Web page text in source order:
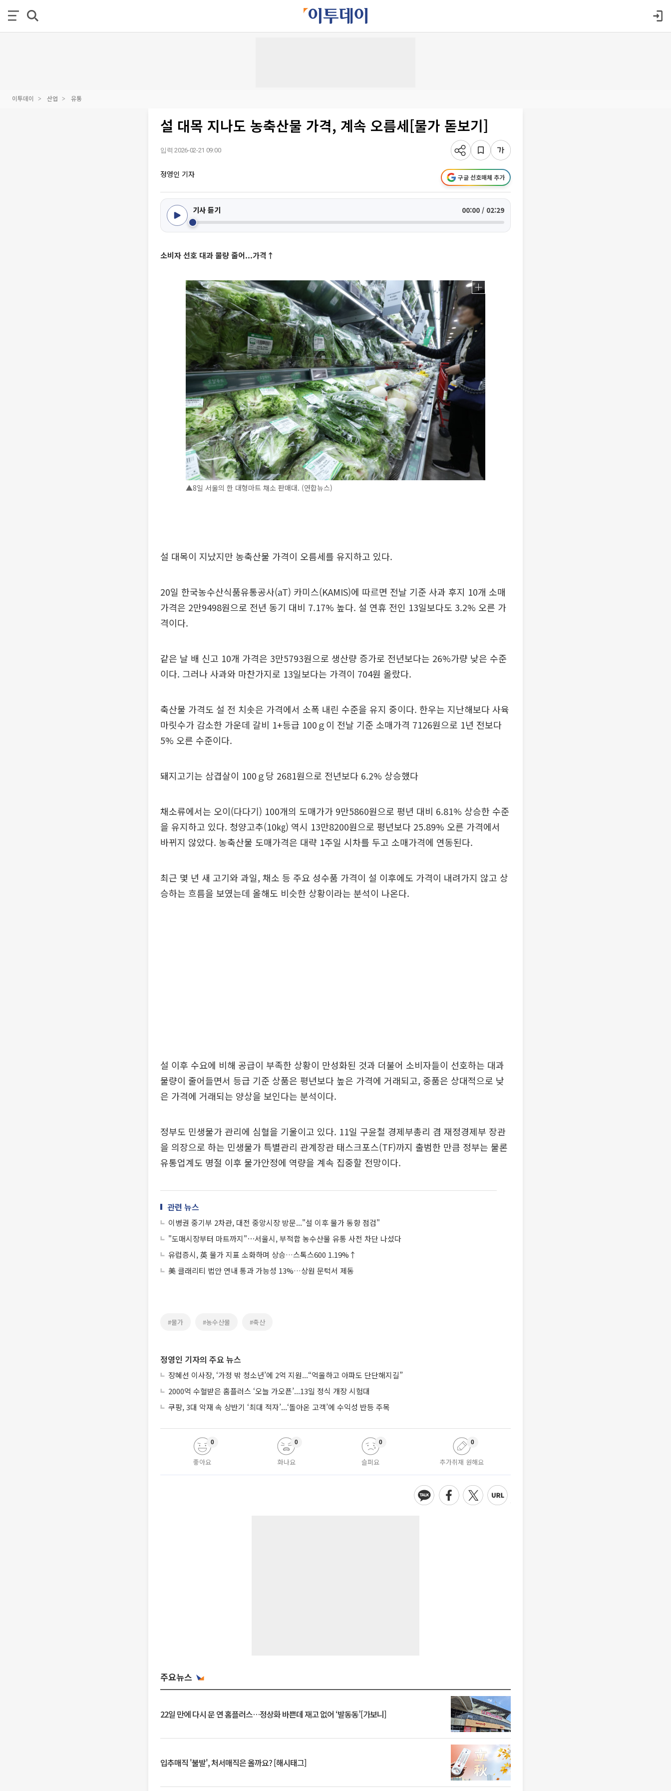
이투데이 산업 유통
설 대목 지나도 농축산물 가격, 계속 오름세[물가 돋보기]
입력 2026-02-21 09:00
정영인 기자 구글 선호매체 추가
기사 듣기 00:00 / 02:29
소비자 선호 대과 물량 줄어...가격↑
▲8일 서울의 한 대형마트 채소 판매대. (연합뉴스)
설 대목이 지났지만 농축산물 가격이 오름세를 유지하고 있다.
20일 한국농수산식품유통공사(aT) 카미스(KAMIS)에 따르면 전날 기준 사과 후지 10개 소매
가격은 2만9498원으로 전년 동기 대비 7.17% 높다. 설 연휴 전인 13일보다도 3.2% 오른 가
격이다.
같은 날 배 신고 10개 가격은 3만5793원으로 생산량 증가로 전년보다는 26%가량 낮은 수준
이다. 그러나 사과와 마찬가지로 13일보다는 가격이 704원 올랐다.
축산물 가격도 설 전 치솟은 가격에서 소폭 내린 수준을 유지 중이다. 한우는 지난해보다 사육
마릿수가 감소한 가운데 갈비 1+등급 100ｇ이 전날 기준 소매가격 7126원으로 1년 전보다
5% 오른 수준이다.
돼지고기는 삼겹살이 100ｇ당 2681원으로 전년보다 6.2% 상승했다
채소류에서는 오이(다다기) 100개의 도매가가 9만5860원으로 평년 대비 6.81% 상승한 수준
을 유지하고 있다. 청양고추(10㎏) 역시 13만8200원으로 평년보다 25.89% 오른 가격에서
바뀌지 않았다. 농축산물 도매가격은 대략 1주일 시차를 두고 소매가격에 연동된다.
최근 몇 년 새 고기와 과일, 채소 등 주요 성수품 가격이 설 이후에도 가격이 내려가지 않고 상
승하는 흐름을 보였는데 올해도 비슷한 상황이라는 분석이 나온다.
설 이후 수요에 비해 공급이 부족한 상황이 만성화된 것과 더불어 소비자들이 선호하는 대과
물량이 줄어들면서 등급 기준 상품은 평년보다 높은 가격에 거래되고, 중품은 상대적으로 낮
은 가격에 거래되는 양상을 보인다는 분석이다.
정부도 민생물가 관리에 심혈을 기울이고 있다. 11일 구윤철 경제부총리 겸 재정경제부 장관
을 의장으로 하는 민생물가 특별관리 관계장관 태스크포스(TF)까지 출범한 만큼 정부는 물론
유통업계도 명절 이후 물가안정에 역량을 계속 집중할 전망이다.
관련 뉴스
이병권 중기부 2차관, 대전 중앙시장 방문..."설 이후 물가 동향 점검"
"도매시장부터 마트까지"⋯서울시, 부적합 농수산물 유통 사전 차단 나섰다
유럽증시, 英 물가 지표 소화하며 상승…스톡스600 1.19%↑
美 클래리티 법안 연내 통과 가능성 13%…상원 문턱서 제동
#물가 #농수산물 #축산
정영인 기자의 주요 뉴스
장혜선 이사장, ‘가정 밖 청소년’에 2억 지원...“억울하고 아파도 단단해지길”
2000억 수혈받은 홈플러스 ‘오늘 가오픈’...13일 정식 개장 시험대
쿠팡, 3대 악재 속 상반기 ‘최대 적자’...‘돌아온 고객’에 수익성 반등 주목
좋아요
0
화나요
0
슬퍼요
0
추가취재 원해요
0
주요뉴스
22일 만에 다시 문 연 홈플러스…정상화 바쁜데 재고 없어 ‘발동동’[가보니]
입추매직 '불발', 처서매직은 올까요? [해시태그]